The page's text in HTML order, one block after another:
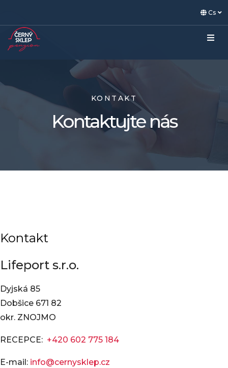
Cs
KONTAKT
Kontaktujte nás
Kontakt
Lifeport s.r.o.
Dyjská 85
Dobšice 671 82
okr. ZNOJMO
RECEPCE: +420 602 775 184
E-mail: info@cernysklep.cz